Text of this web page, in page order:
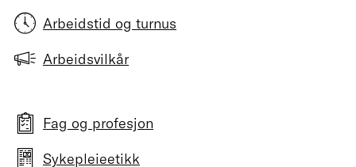
Arbeidstid og turnus
Arbeidsvilkår
Fag og profesjon
Sykepleieetikk